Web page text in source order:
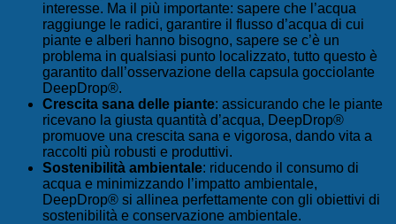
interesse. Ma il più importante: sapere che l’acqua
raggiunge le radici, garantire il flusso d’acqua di cui
piante e alberi hanno bisogno, sapere se c’è un
problema in qualsiasi punto localizzato, tutto questo è
garantito dall’osservazione della capsula gocciolante
DeepDrop®.
Crescita sana delle piante: assicurando che le piante
ricevano la giusta quantità d’acqua, DeepDrop®
promuove una crescita sana e vigorosa, dando vita a
raccolti più robusti e produttivi.
Sostenibilità ambientale: riducendo il consumo di
acqua e minimizzando l’impatto ambientale,
DeepDrop® si allinea perfettamente con gli obiettivi di
sostenibilità e conservazione ambientale.